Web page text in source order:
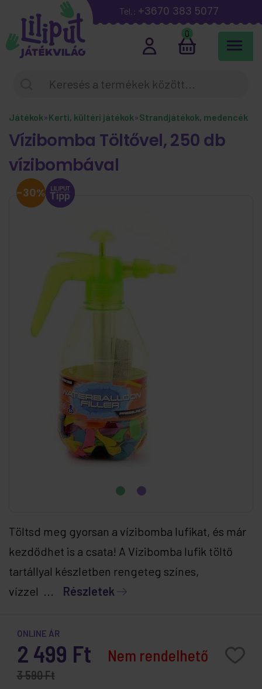
Tel.: +3670 383 5077
0
Játékok»Kerti, kültéri játékok»Strandjátékok, medencék
Vízibomba Töltővel, 250 db
vízibombával
-30%
Töltsd meg gyorsan a vízibomba lufikat, és már
kezdődhet is a csata! A Vízibomba lufik töltő
tartállyal készletben rengeteg színes,
vízzel ... Részletek
ONLINE ÁR
2 499 Ft
3 590 Ft
Nem rendelhető